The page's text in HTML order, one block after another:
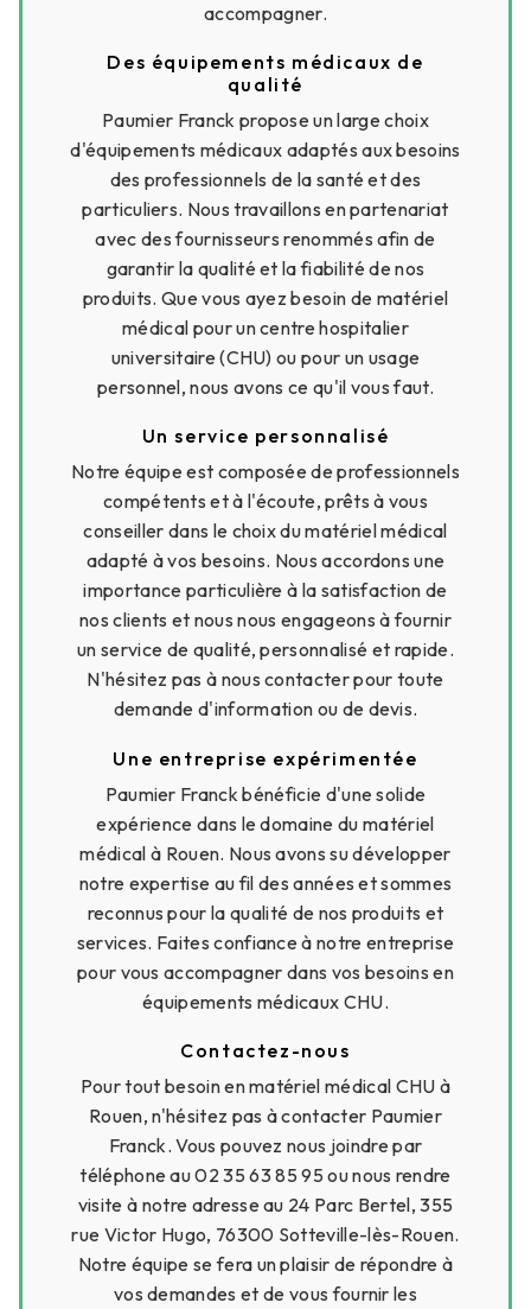
accompagner.
Des équipements médicaux de
qualité
Paumier Franck propose un large choix
d'équipements médicaux adaptés aux besoins
des professionnels de la santé et des
particuliers. Nous travaillons en partenariat
avec des fournisseurs renommés afin de
garantir la qualité et la fiabilité de nos
produits. Que vous ayez besoin de matériel
médical pour un centre hospitalier
universitaire (CHU) ou pour un usage
personnel, nous avons ce qu'il vous faut.
Un service personnalisé
Notre équipe est composée de professionnels
compétents et à l'écoute, prêts à vous
conseiller dans le choix du matériel médical
adapté à vos besoins. Nous accordons une
importance particulière à la satisfaction de
nos clients et nous nous engageons à fournir
un service de qualité, personnalisé et rapide.
N'hésitez pas à nous contacter pour toute
demande d'information ou de devis.
Une entreprise expérimentée
Paumier Franck bénéficie d'une solide
expérience dans le domaine du matériel
médical à Rouen. Nous avons su développer
notre expertise au fil des années et sommes
reconnus pour la qualité de nos produits et
services. Faites confiance à notre entreprise
pour vous accompagner dans vos besoins en
équipements médicaux CHU.
Contactez-nous
Pour tout besoin en matériel médical CHU à
Rouen, n'hésitez pas à contacter Paumier
Franck. Vous pouvez nous joindre par
téléphone au 02 35 63 85 95 ou nous rendre
visite à notre adresse au 24 Parc Bertel, 355
rue Victor Hugo, 76300 Sotteville-lès-Rouen.
Notre équipe se fera un plaisir de répondre à
vos demandes et de vous fournir les